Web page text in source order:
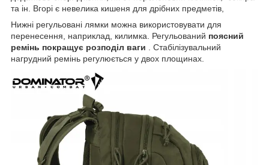
та ін. Вгорі є невелика кишеня для дрібних предметів,
Нижні регульовані лямки можна використовувати для
перенесення, наприклад, килимка. Регульований поясний
ремінь покращує розподіл ваги . Стабілізувальний
нагрудний ремінь регулюється у двох площинах.